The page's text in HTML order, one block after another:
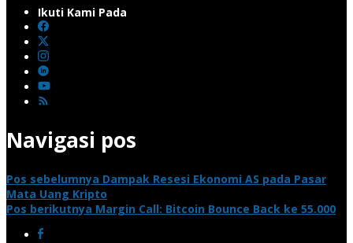
Ikuti Kami Pada
Navigasi pos
Pos sebelumnya Dampak Resesi Ekonomi AS pada Pasar
Mata Uang Kripto
Pos berikutnya Margin Call: Bitcoin Bounce Back ke 55.000